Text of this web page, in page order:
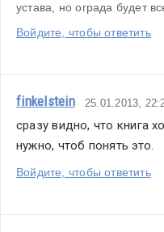
устава, но ограда будет
Войдите, чтобы ответить
finkelstein 25.01.2013,
сразу видно, что книга
нужно, чтоб понять это.
Войдите, чтобы ответить